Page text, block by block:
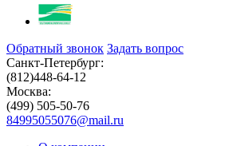
Обратный звонок Задать вопрос
Санкт-Петербург:
(812)448-64-12
Москва:
(499) 505-50-76
84995055076@mail.ru